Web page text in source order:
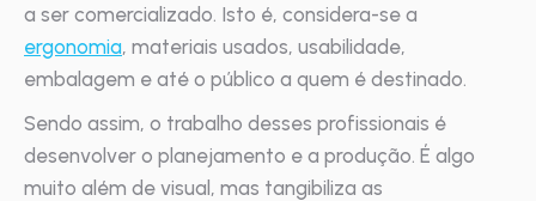
a ser comercializado. Isto é, considera-se a
ergonomia, materiais usados, usabilidade,
embalagem e até o público a quem é destinado.
Sendo assim, o trabalho desses profissionais é
desenvolver o planejamento e a produção. É algo
muito além de visual, mas tangibiliza as